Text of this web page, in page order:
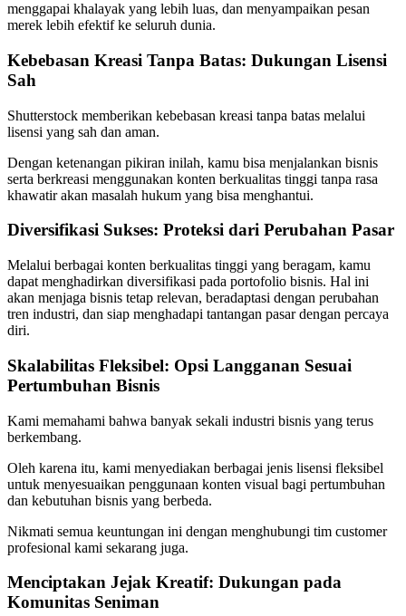
menggapai khalayak yang lebih luas, dan menyampaikan pesan
merek lebih efektif ke seluruh dunia.
Kebebasan Kreasi Tanpa Batas: Dukungan Lisensi
Sah
Shutterstock memberikan kebebasan kreasi tanpa batas melalui
lisensi yang sah dan aman.
Dengan ketenangan pikiran inilah, kamu bisa menjalankan bisnis
serta berkreasi menggunakan konten berkualitas tinggi tanpa rasa
khawatir akan masalah hukum yang bisa menghantui.
Diversifikasi Sukses: Proteksi dari Perubahan Pasar
Melalui berbagai konten berkualitas tinggi yang beragam, kamu
dapat menghadirkan diversifikasi pada portofolio bisnis. Hal ini
akan menjaga bisnis tetap relevan, beradaptasi dengan perubahan
tren industri, dan siap menghadapi tantangan pasar dengan percaya
diri.
Skalabilitas Fleksibel: Opsi Langganan Sesuai
Pertumbuhan Bisnis
Kami memahami bahwa banyak sekali industri bisnis yang terus
berkembang.
Oleh karena itu, kami menyediakan berbagai jenis lisensi fleksibel
untuk menyesuaikan penggunaan konten visual bagi pertumbuhan
dan kebutuhan bisnis yang berbeda.
Nikmati semua keuntungan ini dengan menghubungi tim customer
profesional kami sekarang juga.
Menciptakan Jejak Kreatif: Dukungan pada
Komunitas Seniman